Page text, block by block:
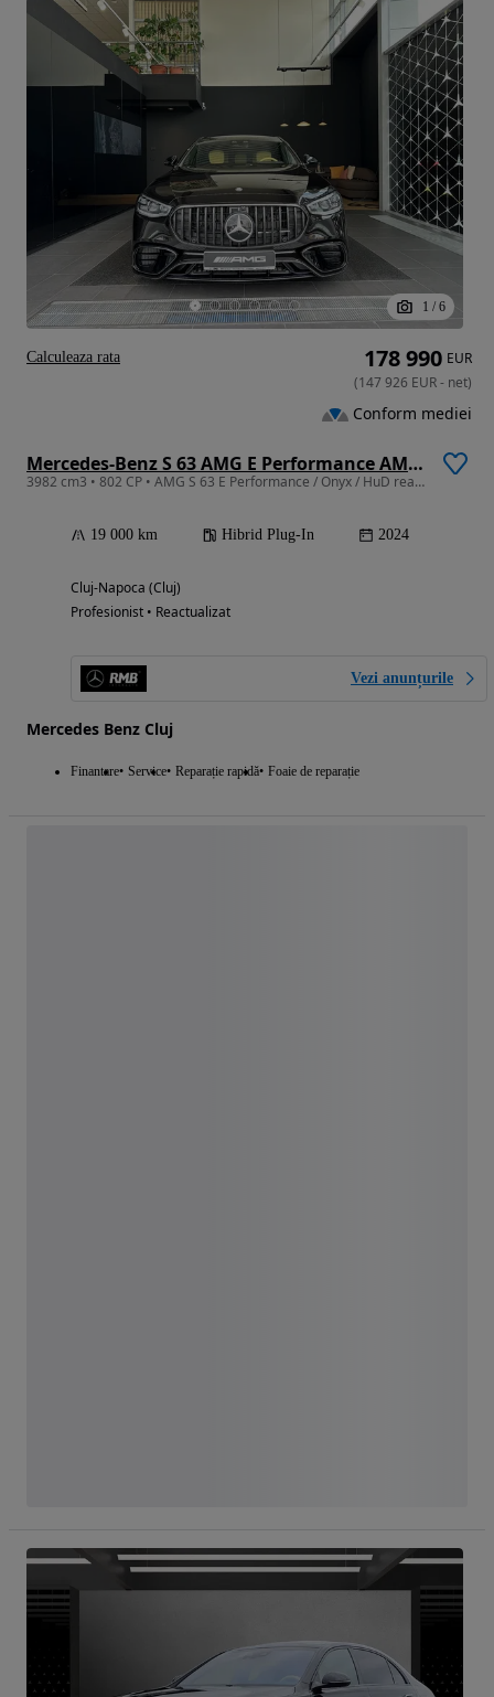
1 / 6
Mercedes-Benz S 63 AMG E Performance AMG Speedshift MCT 9G
3982 cm3 • 802 CP • AMG S 63 E Performance / Onyx / HuD realitate augmentata / Manufaktur
19 000 km Hibrid Plug-In 2024
Cluj-Napoca (Cluj)
Profesionist • Reactualizat
Vezi anunțurile
Mercedes Benz Cluj
Finantare Service Reparație rapidă Foaie de reparație
178 990 EUR
(147 926 EUR- net)
Conform mediei
Calculeaza rata